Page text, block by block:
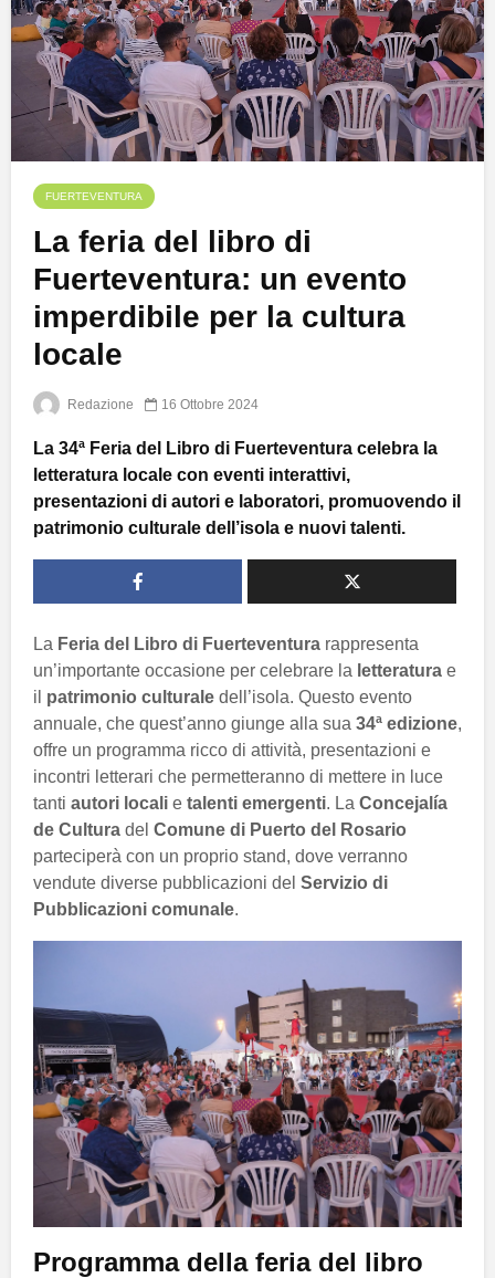
FUERTEVENTURA
La feria del libro di
Fuerteventura: un evento
imperdibile per la cultura
locale
Redazione 16 Ottobre 2024
La 34ª Feria del Libro di Fuerteventura celebra la
letteratura locale con eventi interattivi,
presentazioni di autori e laboratori, promuovendo il
patrimonio culturale dell’isola e nuovi talenti.
La Feria del Libro di Fuerteventura rappresenta
un’importante occasione per celebrare la letteratura e
il patrimonio culturale dell’isola. Questo evento
annuale, che quest’anno giunge alla sua 34ª edizione,
offre un programma ricco di attività, presentazioni e
incontri letterari che permetteranno di mettere in luce
tanti autori locali e talenti emergenti. La Concejalía
de Cultura del Comune di Puerto del Rosario
parteciperà con un proprio stand, dove verranno
vendute diverse pubblicazioni del Servizio di
Pubblicazioni comunale.
Programma della feria del libro